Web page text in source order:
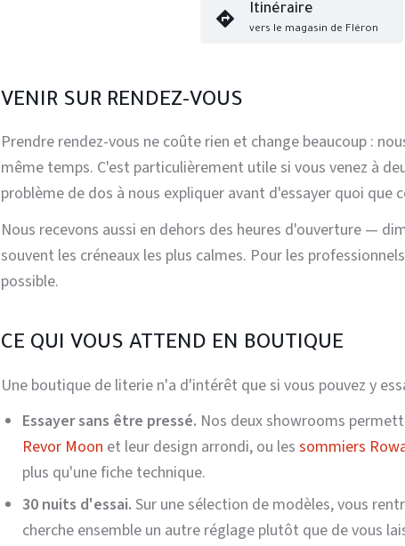
Itinéraire
vers le magasin de Fléron
VENIR SUR RENDEZ-VOUS
Prendre rendez-vous ne coûte rien et change beaucoup :
même temps. C'est particulièrement utile si vous venez à
problème de dos à nous expliquer avant d'essayer quoi que
Nous recevons aussi en dehors des heures d'ouverture —
souvent les créneaux les plus calmes. Pour les
possible.
CE QUI VOUS ATTEND EN BOUTIQUE
Une boutique de literie n'a d'intérêt que si vous pouvez y
Essayer sans être pressé. Nos deux showrooms
Revor Moon et leur design arrondi, ou les sommiers
plus qu'une fiche technique.
30 nuits d'essai. Sur une sélection de modèles, vous
cherche ensemble un autre réglage plutôt que de vous